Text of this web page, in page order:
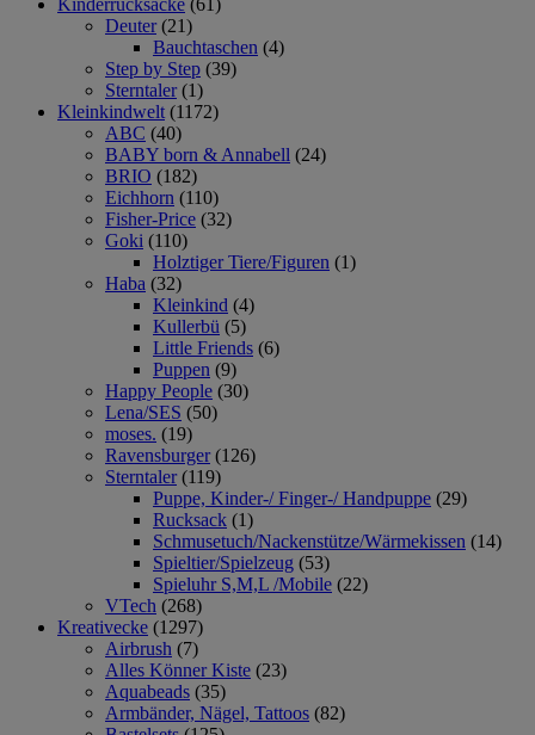
Kinderrucksäcke (61)
Deuter (21)
Bauchtaschen (4)
Step by Step (39)
Sterntaler (1)
Kleinkindwelt (1172)
ABC (40)
BABY born & Annabell (24)
BRIO (182)
Eichhorn (110)
Fisher-Price (32)
Goki (110)
Holztiger Tiere/Figuren (1)
Haba (32)
Kleinkind (4)
Kullerbü (5)
Little Friends (6)
Puppen (9)
Happy People (30)
Lena/SES (50)
moses. (19)
Ravensburger (126)
Sterntaler (119)
Puppe, Kinder-/ Finger-/ Handpuppe (29)
Rucksack (1)
Schmusetuch/Nackenstütze/Wärmekissen (14)
Spieltier/Spielzeug (53)
Spieluhr S,M,L /Mobile (22)
VTech (268)
Kreativecke (1297)
Airbrush (7)
Alles Könner Kiste (23)
Aquabeads (35)
Armbänder, Nägel, Tattoos (82)